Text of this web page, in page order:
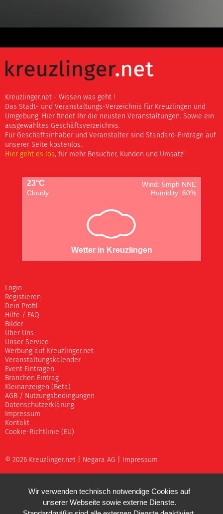
Kreuzlinger.net - Wissen was geht !
Das Stadt- und Veranstaltungs-Verzeichnis für Kreuzlingen und
Umgebung. Hier findet Ihr die neusten Veranstaltungen. Sowie ein
ausgewähltes Geschäftsverzeichnis.
Für Geschäftsinhaber und Veranstalter sind Standard-Einträge auf
unserer Seite kostenlos.
Hier geht es los, für mehr Besucher, Kunden und Umsatz!
23°C
Wind: 5mph NNE
Cloudy
Humidity: 60%
Wetter in Kreuzlingen
Login
Registieren
Dein Profil
Hilfe / FAQ
Bilder
Über Uns
Unser Service
Werbung auf Kreuzlinger.net
Veranstaltungskalender
Event Eintragen
Branchen Eintrag
Kleinanzeigen (Beta)
AGB / Nutzungsbedingungen
Datenschutzerklärung
Impressum
Kontakt
Cookie-Richtlinie (EU)
© 2026 Kreuzlinger.net | Negara AG Impressum
Wir verwenden technisch notwendige Cookies auf
unserer Webseite sowie externe Dienste.